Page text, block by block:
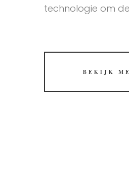
technologie om
BEKIJK